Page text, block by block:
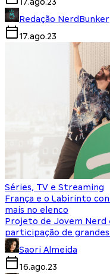
Redação NerdBunker
17.ago.23
Séries, TV e Streaming
França e o Labirinto
mais no elenco
Projeto de Jovem
participação de
Saori Almeida
16.ago.23